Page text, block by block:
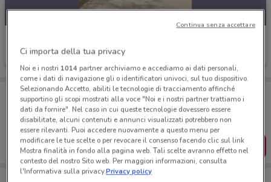
Scade il 31/08
Porta DoveConviene sempre con te!
Puoi trovare le migliori offerte dei negozi vicino a te,
salvarle e creare la tua lista del risparmio, comodamente
dal tuo cellulare.
SCARICA L’APP
Ci importa della tua privacy
Noi e i nostri 1014partner archiviamo e accediamo ai dati personali,
come i dati di navigazione gli o identificatori univoci, sul tuo dispositivo.
Selezionando Accetto, abiliti le tecnologie di tracciamento affinché
supportino gli scopi mostrati alla voce "Noi e i nostri partner trattiamo i
dati da fornire". Nel caso in cui queste tecnologie dovessero essere
disabilitate, alcuni contenuti e annunci visualizzati potrebbero non
essere rilevanti. Puoi accedere nuovamente a questo menu per
modificare le tue scelte o per revocare il consenso facendo clic sul link
Mostra finalità in fondo alla pagina web. Tali scelte avranno effetto nel
contesto del nostro Sito web. Per maggiori informazioni, consulta
l'Informativa sulla privacy.Privacy policy
Continua senza accettare